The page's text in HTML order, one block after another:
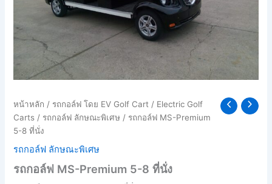
หน้าหลัก / รถกอล์ฟ โดย EV Golf Cart / Electric Golf
Carts / รถกอล์ฟ ลักษณะพิเศษ / รถกอล์ฟ MS-Premium
5-8 ที่นั่ง
รถกอล์ฟ ลักษณะพิเศษ
รถกอล์ฟ MS-Premium 5-8 ที่นั่ง